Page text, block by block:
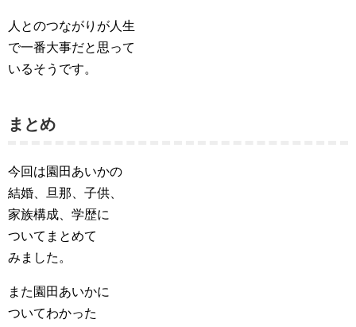
人とのつながりが人生
で一番大事だと思って
いるそうです。
まとめ
今回は園田あいかの
結婚、旦那、子供、
家族構成、学歴に
ついてまとめて
みました。
また園田あいかに
ついてわかった